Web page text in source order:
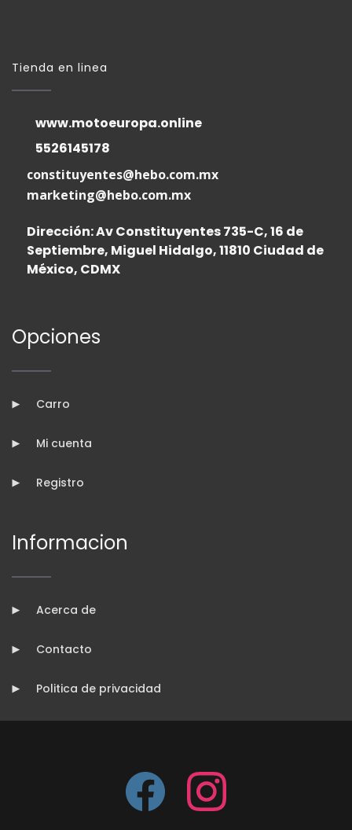
Tienda en linea
www.motoeuropa.online
5526145178
constituyentes@hebo.com.mx
marketing@hebo.com.mx
Dirección: Av Constituyentes 735-C, 16 de
Septiembre, Miguel Hidalgo, 11810 Ciudad de
México, CDMX
Opciones
Carro
Mi cuenta
Registro
Informacion
Acerca de
Contacto
Politica de privacidad